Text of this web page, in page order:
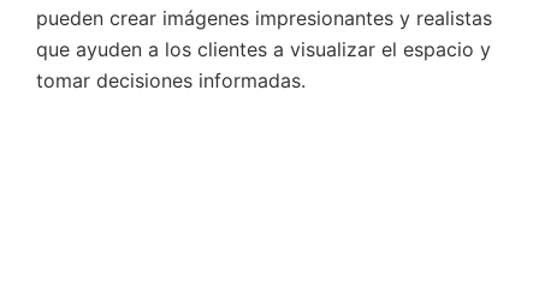
pueden crear imágenes impresionantes y realistas
que ayuden a los clientes a visualizar el espacio y
tomar decisiones informadas.